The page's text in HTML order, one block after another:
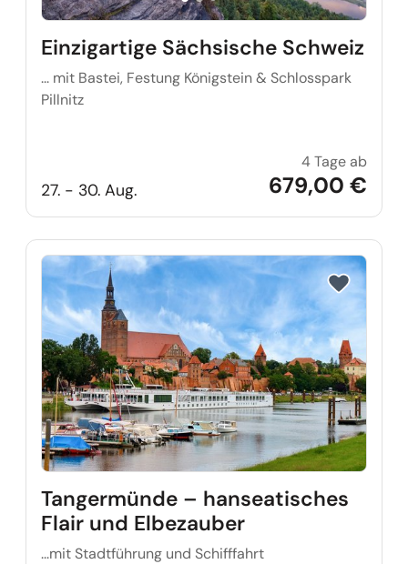
Einzigartige Sächsische Schweiz
... mit Bastei, Festung Königstein & Schlosspark
Pillnitz
27. - 30. Aug.
4 Tage ab
679,00 €
Reise auf
Tangermünde – hanseatisches
Flair und Elbezauber
...mit Stadtführung und Schifffahrt